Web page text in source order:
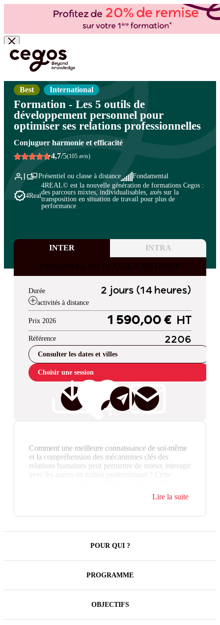
Skip to main content
Vous êtes ici : Accueil >Cegos, organisme de formation à Paris et en régions
Développement personnel
Best International
Formation - Les 5 outils de
développement personnel pour
optimiser ses relations professionnelles
Conjuguer harmonie et efficacité
4,7/5(105 avis)
Présentiel ou classe à distance Fondamental
4Real
4REAL© est la nouvelle génération de formations Cegos :
des parcours mixtes, individualisables, axés sur la
transposition en situation de travail pour plus de
performance
INTER INTRA
PRESENTIEL OU CLASSE A DISTANCE
Durée 2 jours (14 heures)
activités à distance
Prix 2026 1 590,00 € HT
Référence 2206
Consulter les dates et villes
Choisir une session
Comment une meilleure connaissance de soi-même
et la compréhension des mécanismes clés des
relations humaines peut permettre de mieux interagir
avec les autres en milieu professionnel ? Cette
essentiels et pratiques qui permettront au quotidien
d'optimiser ses relations professionnelles.
Lire la suite
POUR QUI ?
PROGRAMME
OBJECTIFS